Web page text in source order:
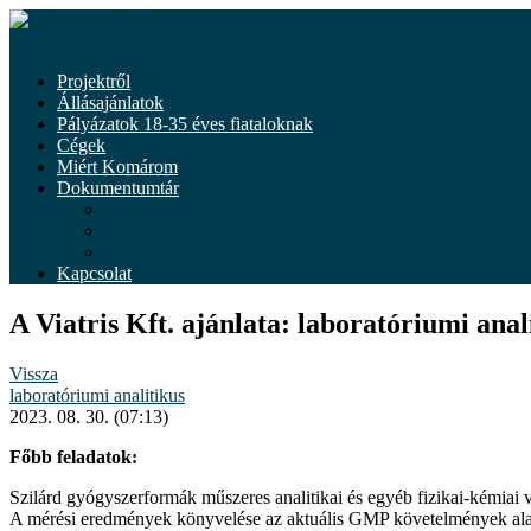
Tovább
Projektről
Állásajánlatok
Pályázatok 18-35 éves fiataloknak
Cégek
Miért Komárom
Dokumentumtár
Kapcsolat
A Viatris Kft. ajánlata: laboratóriumi
Vissza
laboratóriumi analitikus
2023. 08. 30. (07:13)
Főbb feladatok:
Szilárd gyógyszerformák műszeres analitikai és egyéb fizikai-kémiai
A mérési eredmények könyvelése az aktuális GMP követelmények